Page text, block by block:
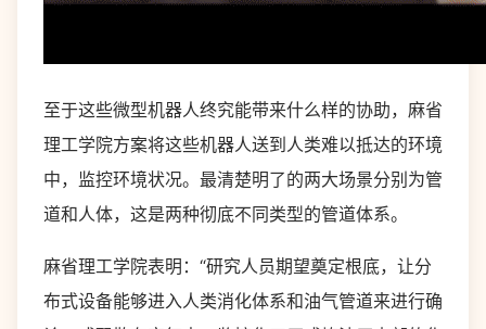
至于这些微型机器人终究能带来什么样的协助，麻省
理工学院方案将这些机器人送到人类难以抵达的环境
中，监控环境状况。最清楚明了的两大场景分别为管
道和人体，这是两种彻底不同类型的管道体系。
麻省理工学院表明：“研究人员期望奠定根底，让分
布式设备能够进入人类消化体系和油气管道来进行确